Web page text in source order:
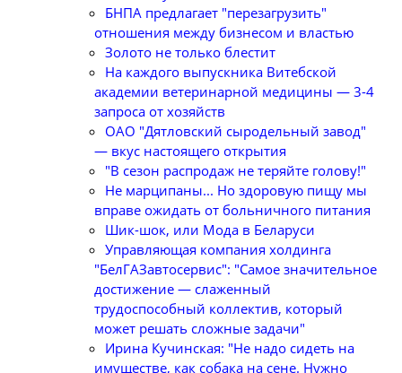
БНПА предлагает "перезагрузить"
отношения между бизнесом и властью
Золото не только блестит
На каждого выпускника Витебской
академии ветеринарной медицины — 3-4
запроса от хозяйств
ОАО "Дятловский сыродельный завод"
— вкус настоящего открытия
"В сезон распродаж не теряйте голову!"
Не марципаны... Но здоровую пищу мы
вправе ожидать от больничного питания
Шик-шок, или Мода в Беларуси
Управляющая компания холдинга
"БелГАЗавтосервис": "Самое значительное
достижение — слаженный
трудоспособный коллектив, который
может решать сложные задачи"
Ирина Кучинская: "Не надо сидеть на
имуществе, как собака на сене. Нужно